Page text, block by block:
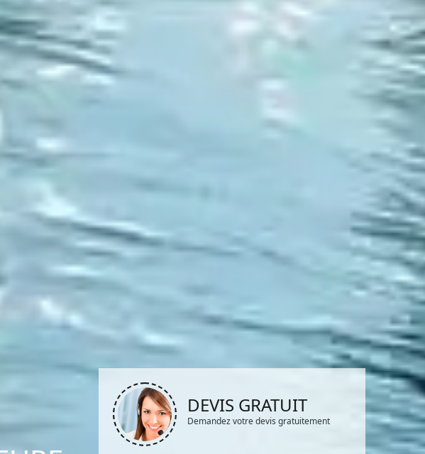
DEVIS GRATUIT
Demandez votre devis gratuitement